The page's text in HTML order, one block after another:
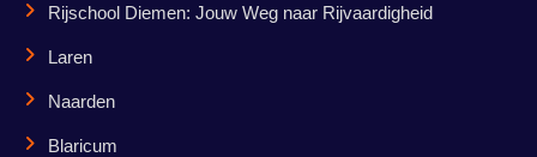
Rijschool Diemen: Jouw Weg naar Rijvaardigheid
Laren
Naarden
Blaricum